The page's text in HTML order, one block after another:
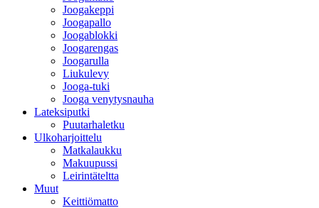
Joogakeppi
Joogapallo
Joogablokki
Joogarengas
Joogarulla
Liukulevy
Jooga-tuki
Jooga venytysnauha
Lateksiputki
Puutarhaletku
Ulkoharjoittelu
Matkalaukku
Makuupussi
Leirintäteltta
Muut
Keittiömatto